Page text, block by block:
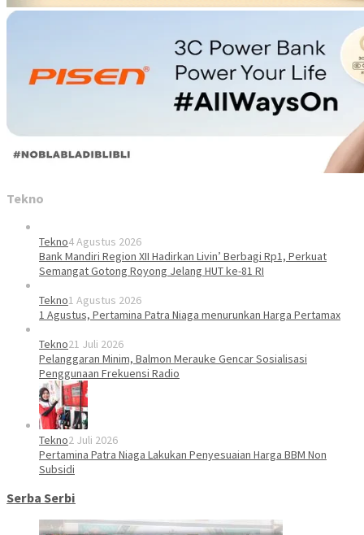
Tekno
Tekno4 Agustus 2026
Bank Mandiri Region XII Hadirkan Livin’ Berbagi Rp1, Perkuat
Semangat Gotong Royong Jelang HUT ke-81 RI
Tekno1 Agustus 2026
1 Agustus, Pertamina Patra Niaga menurunkan Harga Pertamax
Tekno21 Juli 2026
Pelanggaran Minim, Balmon Merauke Gencar Sosialisasi
Penggunaan Frekuensi Radio
Tekno2 Juli 2026
Pertamina Patra Niaga Lakukan Penyesuaian Harga BBM Non
Subsidi
Serba Serbi